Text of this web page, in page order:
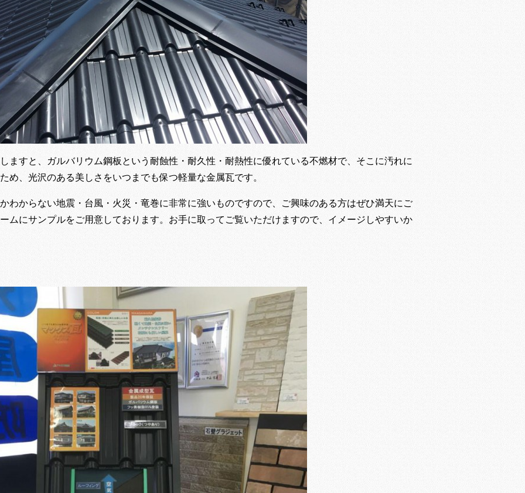
ますと、ガルバリウム鋼板という耐蝕性・耐久性・耐熱性に優れている不燃材で、そこに汚れに
め、光沢のある美しさをいつまでも保つ軽量な金属瓦です。
わからない地震・台風・火災・竜巻に非常に強いものですので、ご興味のある方はぜひ満天にご
ムにサンプルをご用意しております。お手に取ってご覧いただけますので、イメージしやすいか